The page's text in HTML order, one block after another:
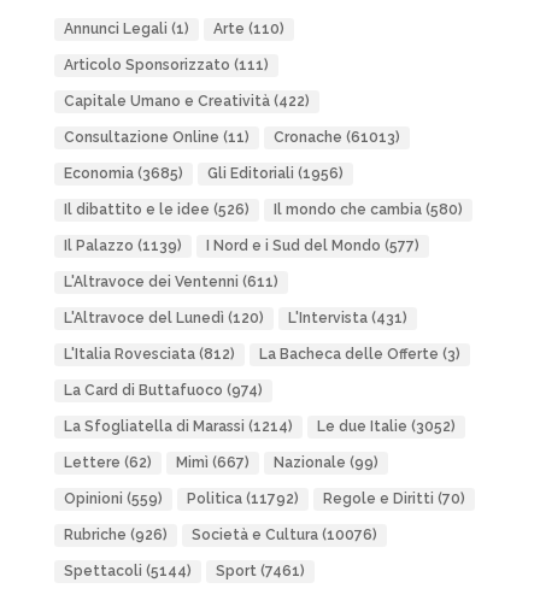
Annunci Legali (1) Arte (110)
Articolo Sponsorizzato (111)
Capitale Umano e Creatività(422)
Consultazione Online (11) Cronache (61013)
Economia(3685) Gli Editoriali (1956)
Il dibattito e le idee (526) Il mondo che cambia(580)
Il Palazzo (1139) I Nord e i Sud del Mondo (577)
L'Altravoce dei Ventenni (611)
L'Altravoce del Lunedì (120) L'Intervista(431)
L'Italia Rovesciata(812) La Bacheca delle Offerte (3)
La Card di Buttafuoco (974)
La Sfogliatella di Marassi (1214) Le due Italie (3052)
Lettere (62) Mimì (667) Nazionale (99)
Opinioni (559) Politica(11792) Regole e Diritti (70)
Rubriche (926) Società e Cultura(10076)
Spettacoli (5144) Sport(7461)